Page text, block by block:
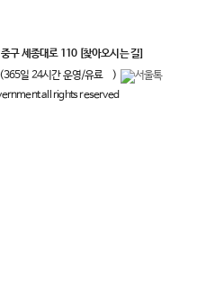
구 세종대로 110 [찾아오시는 길]
(365일 24시간 운영/유료
)
all rights reserved